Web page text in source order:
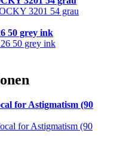
50 grey ink
for Astigmatism (90